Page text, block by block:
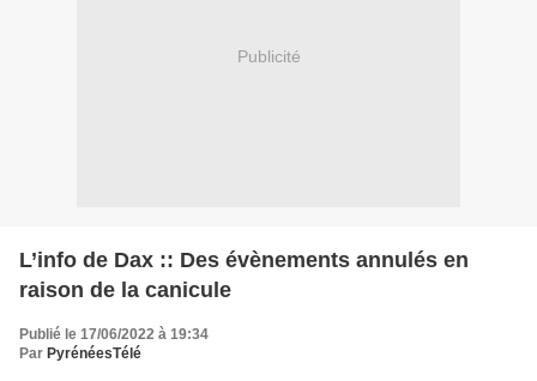
Publicité
L’info de Dax :: Des évènements annulés en
raison de la canicule
Publié le 17/06/2022 à 19:34
Par PyrénéesTélé